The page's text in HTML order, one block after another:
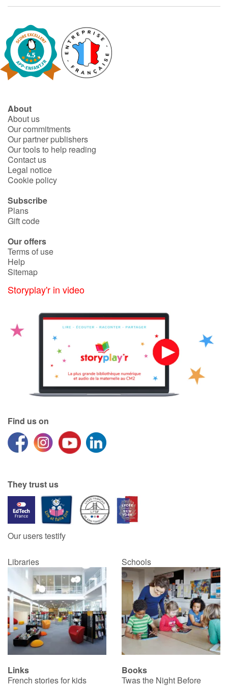
Documentaries
With the family
Daily life and hobbies
Festivals and events
Love and friendship
Social issues
Emotions and feelings
Formats and illustrations
Catalogue anglais
Contraste +
Help
Schools
Libraries
Videos & Tutorials
Blog
Learn french with Storyplay'r
French book lists for children
Reading for children
Activities and workshops
Dyslexia and reading disorders
About
About us
Our commitments
Our partner publishers
Our tools to help reading
Contact us
Legal notice
Cookie policy
Subscribe
Plans
Gift code
Our offers
Terms of use
Help
Sitemap
Storyplay'r in video
Find us on
They trust us
Our users testify
Libraries Schools
Links
French stories for kids
Books
Twas the Night Before